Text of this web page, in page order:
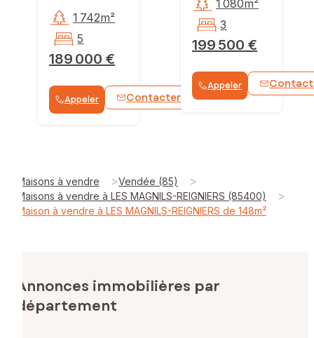
189 000 €
1 742m²
5
Appeler Contacter
199 500 €
1 080m²
3
Appeler
Maisons à vendre >Vendée (85) >
Maisons à vendre à LES MAGNILS-REIGNIERS (85400) >
Maison à vendre à LES MAGNILS-REIGNIERS de 148m²
Annonces immobilières par
département